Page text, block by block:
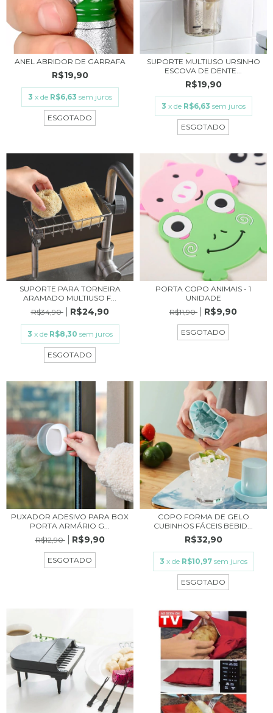
ANEL ABRIDOR DE GARRAFA
R$19,90
3 x de R$6,63 sem juros
ESGOTADO
SUPORTE MULTIUSO URSINHO
ESCOVA DE DENTE...
R$19,90
3 x de R$6,63 sem juros
ESGOTADO
SUPORTE PARA TORNEIRA
ARAMADO MULTIUSO F...
R$34,90
R$24,90
3 x de R$8,30 sem juros
ESGOTADO
PORTA COPO ANIMAIS - 1
UNIDADE
R$11,90
R$9,90
ESGOTADO
PUXADOR ADESIVO PARA BOX
PORTA ARMÁRIO G...
R$12,90
R$9,90
ESGOTADO
COPO FORMA DE GELO
CUBINHOS FÁCEIS BEBID...
R$32,90
3 x de R$10,97 sem juros
ESGOTADO